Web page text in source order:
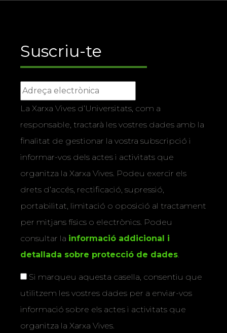
Suscriu-te
La Xarxa Vives d’Universitats, com a
responsable, tractarà les vostres dades amb la
finalitat de gestionar la vostra subscripció i
informar-vos dels actes i activitats que
organitza la Xarxa Vives. Podeu exercir els
drets d’accés, rectificació, supressió,
portabilitat, limitació o oposició al tractament
per mitjans físics o electrònics. Podeu
consultar la informació addicional i
detallada sobre protecció de dades.
Si marqueu aquesta casella, consentiu que
utilitzem les vostres dades per a enviar-vos
informació sobre els actes i activitats que
organitza la Xarxa Vives.